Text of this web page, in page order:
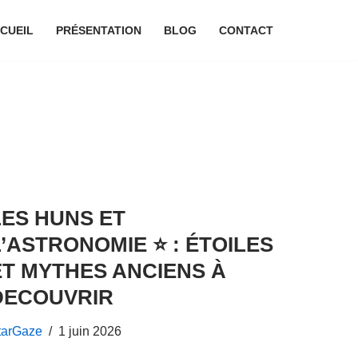
PRÉSENTATION BLOG CONTACT
HUNS ET
⭐ : ÉTOILES
MYTHES ANCIENS À
1 juin 2026